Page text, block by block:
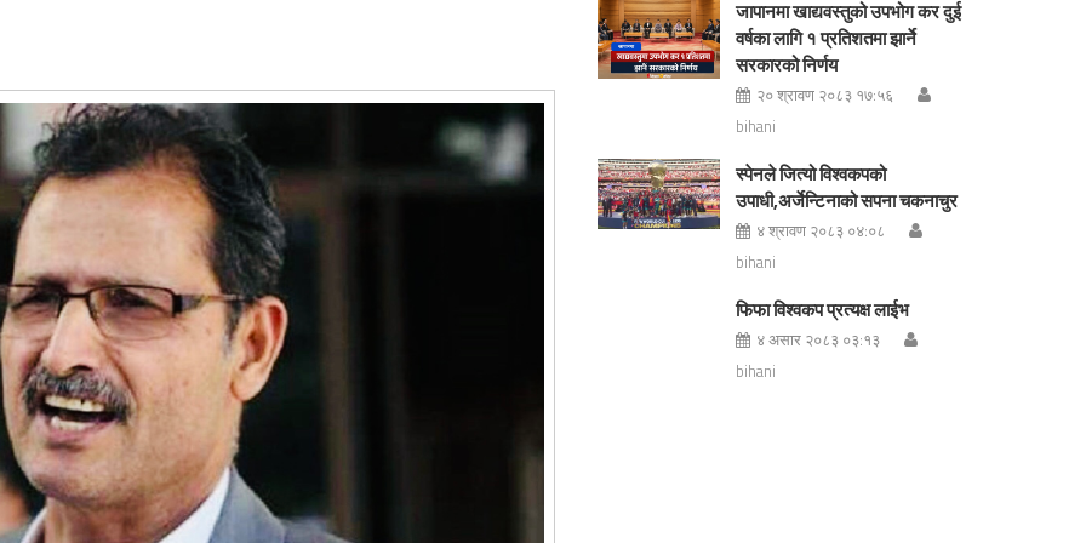
जापानमा खाद्यवस्तुको उपभोग कर दुई
वर्षका लागि १ प्रतिशतमा झार्ने
सरकारको निर्णय
२० श्रावण २०८३ १७:५६
bihani
स्पेनले जित्यो विश्वकपको
उपाधी,अर्जेन्टिनाको सपना चकनाचुर
४ श्रावण २०८३ ०४:०८
bihani
फिफा विश्वकप प्रत्यक्ष लाईभ
४ असार २०८३ ०३:१३
bihani